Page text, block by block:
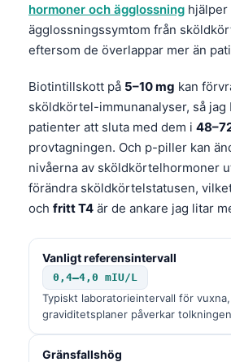
hormoner och ägglossning
ägglossningssymtom från
eftersom de överlappar mer än
Biotintillskott på 5–10 mg kan
sköldkörtel-immunanalyser, så jag
patienter att sluta med dem i
provtagningen. Och p-piller kan
nivåerna av sköldkörtelhormoner
förändra sköldkörtelstatusen,
och fritt T4 är de ankare jag litar
Vanligt referensintervall
0,4–4,0 mIU/L
Typiskt laboratorieintervall för
graviditetsplaner påverkar
Gränsfallshög
Afrikaans
Монгол
ພາສາລາວ
Basa Jawa
Cebuano
ئۇيغۇرچە
Кыргызча
Татар теле
Беларуская мова
Esperanto
Frysk
Ślōnskŏ gŏdka
Norsk bokmål